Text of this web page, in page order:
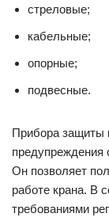
стреловые;
кабельные;
опорные;
подвесные.
Прибора защиты
предупреждения
Он позволяет
работе крана. В
требованиями